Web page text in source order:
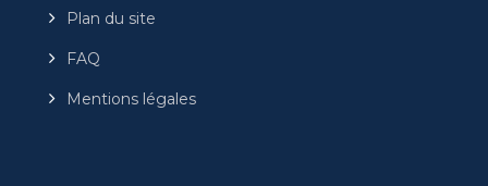
Plan du site
FAQ
Mentions légales